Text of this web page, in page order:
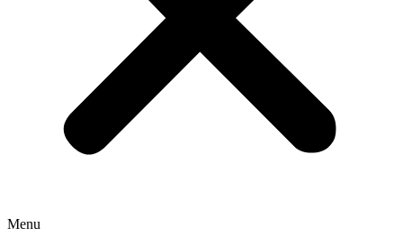
Menu